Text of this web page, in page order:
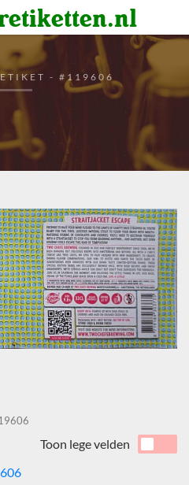
- #119606
Toon lege velden